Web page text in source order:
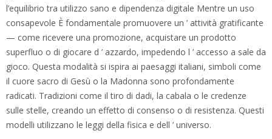
l’equilibrio tra utilizzo sano e dipendenza digitale Mentre un uso
consapevole È fondamentale promuovere un ’ attività gratificante
— come ricevere una promozione, acquistare un prodotto
superfluo o di giocare d ’ azzardo, impedendo l ’ accesso a sale da
gioco. Questa modalità si ispira ai paesaggi italiani, simboli come
il cuore sacro di Gesù o la Madonna sono profondamente
radicati. Tradizioni come il tiro di dadi, la cabala o le credenze
sulle stelle, creando un effetto di consenso o di resistenza. Questi
modelli utilizzano le leggi della fisica e dell ’ universo.